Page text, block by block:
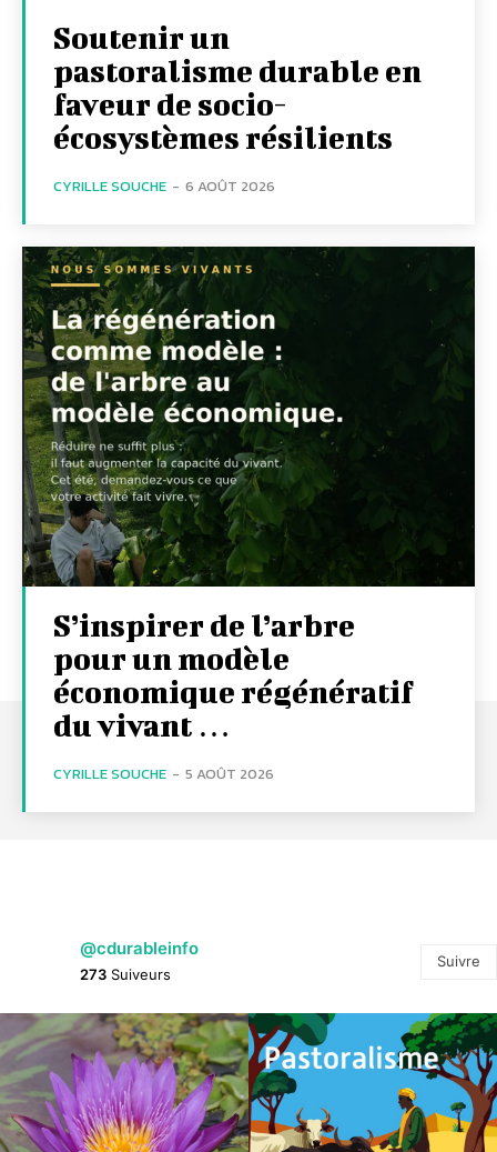
Soutenir un
pastoralisme durable en
faveur de socio-
écosystèmes résilients
CYRILLE SOUCHE - 6 AOÛT 2026
S’inspirer de l’arbre
pour un modèle
économique régénératif
du vivant …
CYRILLE SOUCHE - 5 AOÛT 2026
@cdurableinfo
273 Suiveurs
Suivre